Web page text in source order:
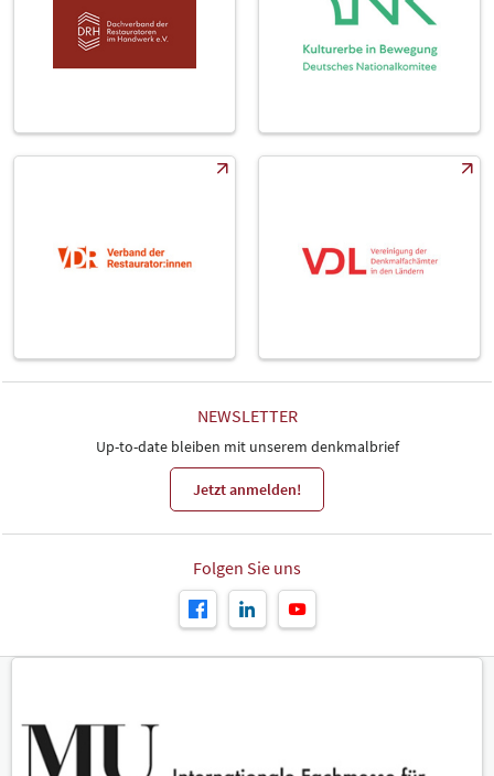
NEWSLETTER
Up-to-date bleiben mit unserem denkmalbrief
Jetzt anmelden!
Folgen Sie uns